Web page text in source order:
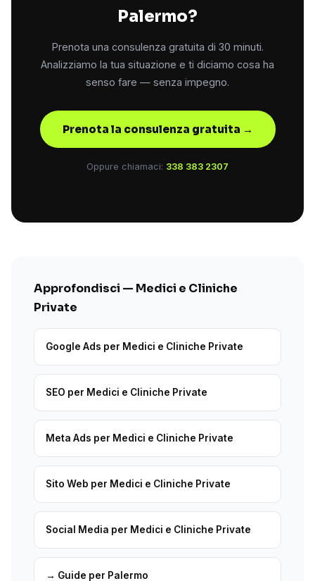
Palermo?
Prenota una consulenza gratuita di 30 minuti.
Analizziamo la tua situazione e ti diciamo cosa ha
senso fare — senza impegno.
Prenota la consulenza gratuita →
Oppure chiamaci: 338 383 2307
Approfondisci — Medici e Cliniche
Private
Google Ads per Medici e Cliniche Private
SEO per Medici e Cliniche Private
Meta Ads per Medici e Cliniche Private
Sito Web per Medici e Cliniche Private
Social Media per Medici e Cliniche Private
→ Guide per Palermo